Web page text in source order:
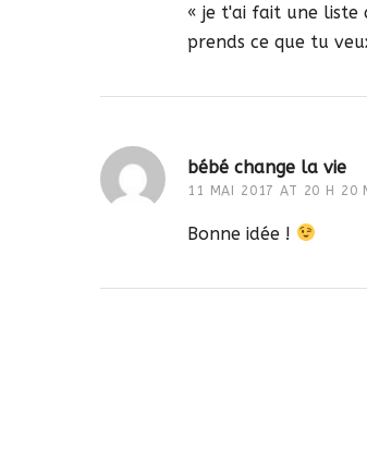
« je t'ai fait une liste
prends ce que tu
bébé change la vie
11 MAI 2017 AT 20 H 20
Bonne idée !